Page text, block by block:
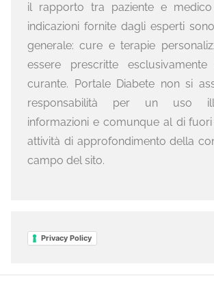
il rapporto tra paziente e
indicazioni fornite dagli esperti
generale: cure e terapie
essere prescritte
curante. Portale Diabete non si
responsabilità per un uso
informazioni e comunque al di
attività di approfondimento della
campo del sito.
Privacy Policy